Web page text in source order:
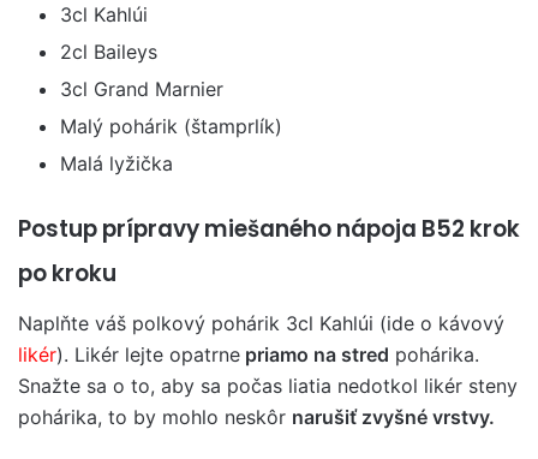
3cl Kahlúi
2cl Baileys
3cl Grand Marnier
Malý pohárik (štamprlík)
Malá lyžička
Postup prípravy miešaného nápoja B52 krok
po kroku
Naplňte váš polkový pohárik 3cl Kahlúi (ide o kávový
likér). Likér lejte opatrne priamo na stred pohárika.
Snažte sa o to, aby sa počas liatia nedotkol likér steny
pohárika, to by mohlo neskôr narušiť zvyšné vrstvy.